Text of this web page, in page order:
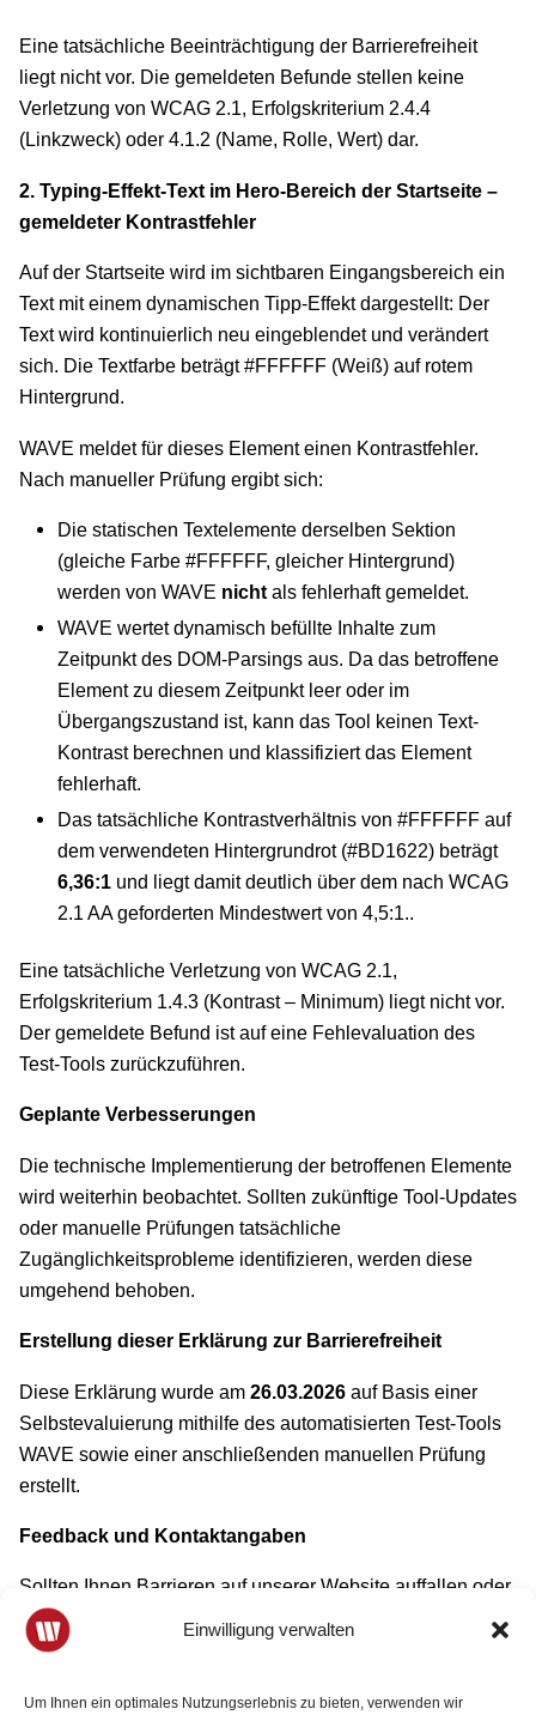
Einwilligung verwalten
Um Ihnen ein optimales Nutzungserlebnis zu bieten, verwenden wir
Eine tatsächliche Beeinträchtigung der Barrierefreiheit
liegt nicht vor. Die gemeldeten Befunde stellen keine
Verletzung von WCAG 2.1, Erfolgskriterium 2.4.4
(Linkzweck) oder 4.1.2 (Name, Rolle, Wert) dar.
2. Typing-Effekt-Text im Hero-Bereich der Startseite –
gemeldeter Kontrastfehler
Auf der Startseite wird im sichtbaren Eingangsbereich ein
Text mit einem dynamischen Tipp-Effekt dargestellt: Der
Text wird kontinuierlich neu eingeblendet und verändert
sich. Die Textfarbe beträgt #FFFFFF (Weiß) auf rotem
Hintergrund.
WAVE meldet für dieses Element einen Kontrastfehler.
Nach manueller Prüfung ergibt sich:
Die statischen Textelemente derselben Sektion
(gleiche Farbe #FFFFFF, gleicher Hintergrund)
werden von WAVE nicht als fehlerhaft gemeldet.
WAVE wertet dynamisch befüllte Inhalte zum
Zeitpunkt des DOM-Parsings aus. Da das betroffene
Element zu diesem Zeitpunkt leer oder im
Übergangszustand ist, kann das Tool keinen Text-
Kontrast berechnen und klassifiziert das Element
fehlerhaft.
Das tatsächliche Kontrastverhältnis von #FFFFFF auf
dem verwendeten Hintergrundrot (#BD1622) beträgt
6,36:1 und liegt damit deutlich über dem nach WCAG
2.1 AA geforderten Mindestwert von 4,5:1..
Eine tatsächliche Verletzung von WCAG 2.1,
Erfolgskriterium 1.4.3 (Kontrast – Minimum) liegt nicht vor.
Der gemeldete Befund ist auf eine Fehlevaluation des
Test-Tools zurückzuführen.
Geplante Verbesserungen
Die technische Implementierung der betroffenen Elemente
wird weiterhin beobachtet. Sollten zukünftige Tool-Updates
oder manuelle Prüfungen tatsächliche
Zugänglichkeitsprobleme identifizieren, werden diese
umgehend behoben.
Erstellung dieser Erklärung zur Barrierefreiheit
Diese Erklärung wurde am 26.03.2026 auf Basis einer
Selbstevaluierung mithilfe des automatisierten Test-Tools
WAVE sowie einer anschließenden manuellen Prüfung
erstellt.
Feedback und Kontaktangaben
Sollten Ihnen Barrieren auf unserer Website auffallen oder
Sie Schwierigkeiten bei der Nutzung haben, bitten wir Sie,
uns zu kontaktieren:
Wirtschaftsbund Niederösterreich